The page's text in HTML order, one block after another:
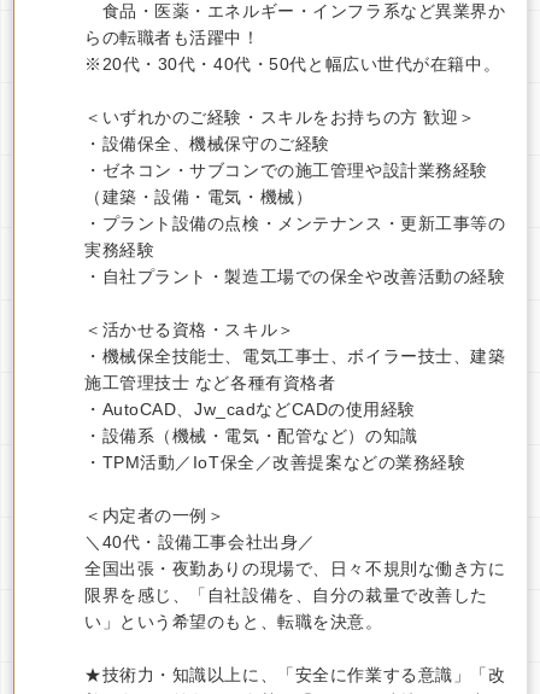
食品・医薬・エネルギー・インフラ系など異業界か
らの転職者も活躍中！
※20代・30代・40代・50代と幅広い世代が在籍中。
＜いずれかのご経験・スキルをお持ちの方 歓迎＞
・設備保全、機械保守のご経験
・ゼネコン・サブコンでの施工管理や設計業務経験
（建築・設備・電気・機械）
・プラント設備の点検・メンテナンス・更新工事等の
実務経験
・自社プラント・製造工場での保全や改善活動の経験
＜活かせる資格・スキル＞
・機械保全技能士、電気工事士、ボイラー技士、建築
施工管理技士 など各種有資格者
・AutoCAD、Jw_cadなどCADの使用経験
・設備系（機械・電気・配管など）の知識
・TPM活動／IoT保全／改善提案などの業務経験
＜内定者の一例＞
＼40代・設備工事会社出身／
全国出張・夜勤ありの現場で、日々不規則な働き方に
限界を感じ、「自社設備を、自分の裁量で改善した
い」という希望のもと、転職を決意。
★技術力・知識以上に、「安全に作業する意識」「改